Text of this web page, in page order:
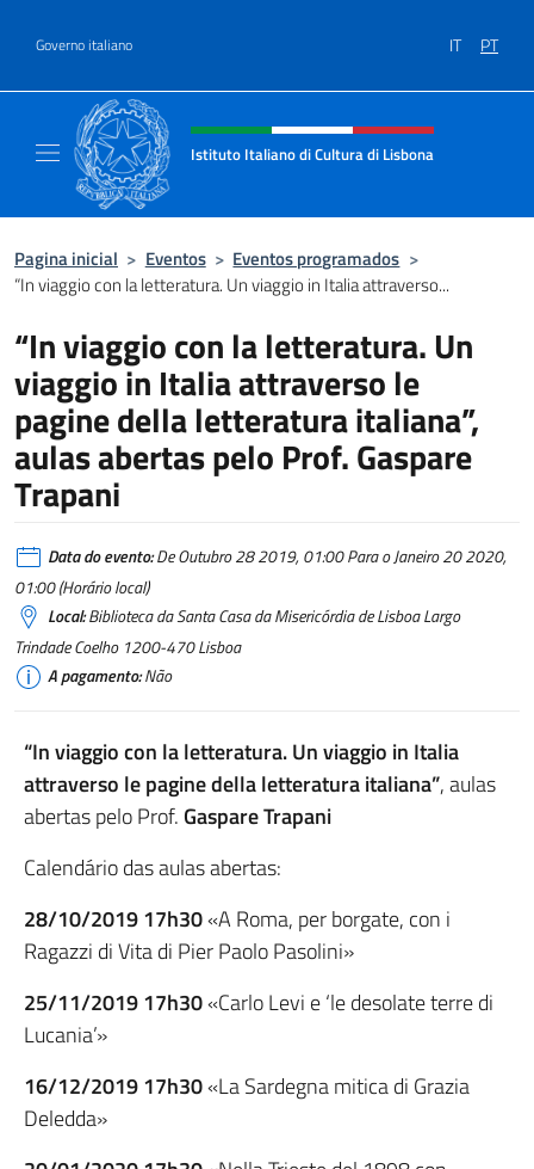
Governo italiano IT PT
Site, social e cabeçalho do menu
Istituto Italiano di Cultura di Lisbona
Pagina inicial > Eventos > Eventos programados >
“In viaggio con la letteratura. Un viaggio in Italia attraverso...
“In viaggio con la letteratura. Un
viaggio in Italia attraverso le
pagine della letteratura italiana”,
aulas abertas pelo Prof. Gaspare
Trapani
Data do evento:De Outubro 28 2019, 01:00 Para o Janeiro 20 2020,
01:00 (Horário local)
Local:Biblioteca da Santa Casa da Misericórdia de Lisboa Largo
Trindade Coelho 1200-470 Lisboa
A pagamento:Não
“In viaggio con la letteratura. Un viaggio in Italia
attraverso le pagine della letteratura italiana”, aulas
abertas pelo Prof. Gaspare Trapani
Calendário das aulas abertas:
28/10/2019 17h30«A Roma, per borgate, con i
Ragazzi di Vita di Pier Paolo Pasolini»
25/11/2019 17h30«Carlo Levi e ‘le desolate terre di
Lucania’»
16/12/2019 17h30«La Sardegna mitica di Grazia
Deledda»